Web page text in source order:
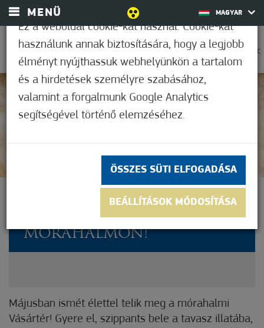
MENÜ MAGYAR
0
21,1°C
Nem értékelt
MÁJUSI ZSONGÁS ÉS
VÁSÁRI FORGATAG
MÓRAHALMON!
Májusban ismét élettel telik meg a mórahalmi
Vásártér! Gyere el, szippants bele a tavasz illatába,
Ez a weboldal cookie-kat használ. Cookie-kat
használunk annak biztosítására, hogy a legjobb
élményt nyújthassuk webhelyünkön a tartalom
és a hirdetések személyre szabásához,
valamint a forgalmunk Google Analytics
segítségével történő elemzéséhez.
ÖSSZES SÜTI ELFOGADÁSA
BEÁLLÍTÁSOK MÓDOSÍTÁSA